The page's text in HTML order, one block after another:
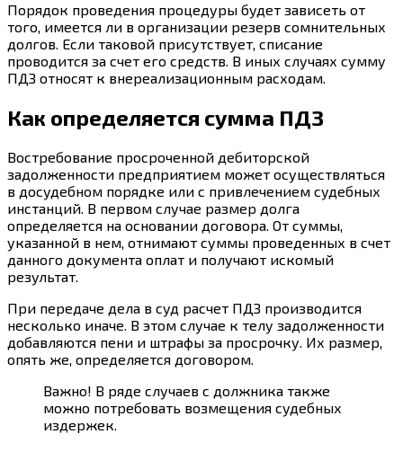
Порядок проведения процедуры будет зависеть от
того, имеется ли в организации резерв сомнительных
долгов. Если таковой присутствует, списание
проводится за счет его средств. В иных случаях сумму
ПДЗ относят к внереализационным расходам.
Как определяется сумма ПДЗ
Востребование просроченной дебиторской
задолженности предприятием может осуществляться
в досудебном порядке или с привлечением судебных
инстанций. В первом случае размер долга
определяется на основании договора. От суммы,
указанной в нем, отнимают суммы проведенных в счет
данного документа оплат и получают искомый
результат.
При передаче дела в суд расчет ПДЗ производится
несколько иначе. В этом случае к телу задолженности
добавляются пени и штрафы за просрочку. Их размер,
опять же, определяется договором.
Важно! В ряде случаев с должника также
можно потребовать возмещения судебных
издержек.